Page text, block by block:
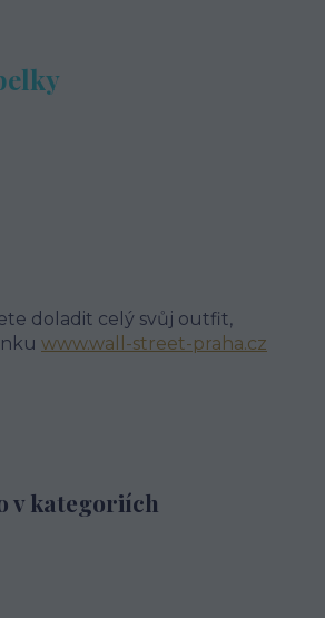
doladit celý svůj outfit,
www.wall-street-praha.cz
v kategoriích